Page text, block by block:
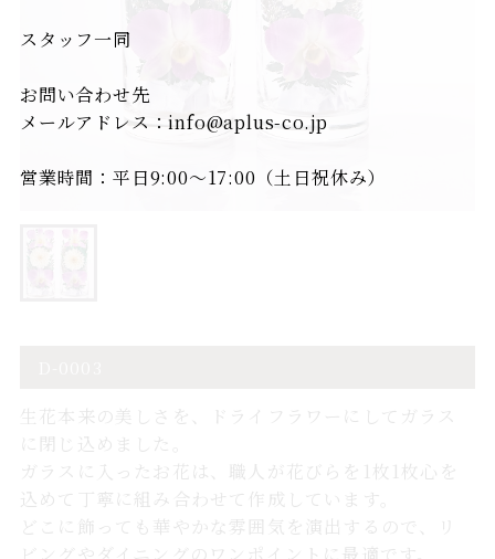
スタッフ一同
お問い合わせ先
メールアドレス：info@aplus-co.jp
営業時間：平日9:00～17:00（土日祝休み）
生花本来の美しさを、ドライフラワーにしてガラス
に閉じ込めました。
ガラスに入ったお花は、職人が花びらを1枚1枚心を
込めて丁寧に組み合わせて作成しています。
どこに飾っても華やかな雰囲気を演出するので、リ